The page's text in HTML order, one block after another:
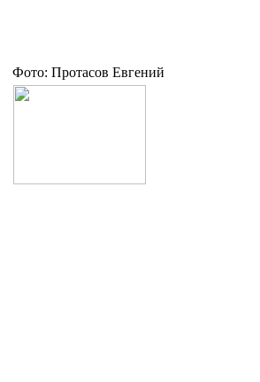
Фото: Протасов Евгений